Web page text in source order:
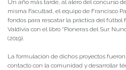
Un año más tarde, al alero del concurso
misma Facultad, el equipo de Francisco
fondos para rescatar la práctica del
Valdivia con el libro “Pioneras del Sur.
(2019).
La formulación de dichos proyectos
contacto con la comunidad y desarrollar